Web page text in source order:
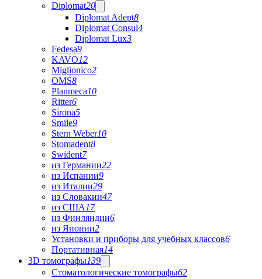
Diplomat20
Diplomat Adept8
Diplomat Consul4
Diplomat Lux3
Fedesa9
KAVO12
Miglionico2
OMS8
Planmeca10
Ritter6
Sirona5
Smile9
Stern Weber10
Stomadent8
Swident7
из Германии22
из Испании9
из Италии29
из Словакии47
из США 17
из Финляндии6
из Японии2
Установки и приборы для учебных классов6
Портативная14
3D томографы139
Стоматологические томографы62